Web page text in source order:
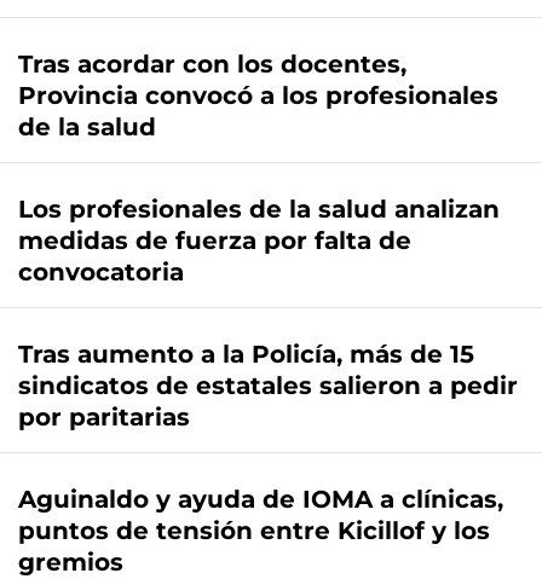
Tras acordar con los docentes,
Provincia convocó a los profesionales
de la salud
Los profesionales de la salud analizan
medidas de fuerza por falta de
convocatoria
Tras aumento a la Policía, más de 15
sindicatos de estatales salieron a pedir
por paritarias
Aguinaldo y ayuda de IOMA a clínicas,
puntos de tensión entre Kicillof y los
gremios